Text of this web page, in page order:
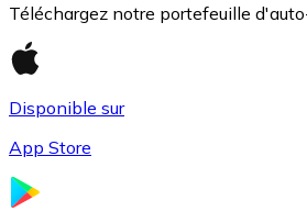
Téléchargez notre portefeuille
Disponible sur
App Store